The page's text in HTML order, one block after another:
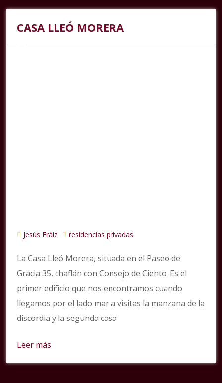
CASA LLEÓ MORERA
Jesús Fráiz residencias privadas
La Casa Lleó Morera, situada en el Paseo de
Gracia 35, chaflán con Consejo de Ciento. Es el
primer edificio que nos encontramos cuando
llegamos por el lado mar a visitas la manzana de la
discordia y la segunda casa
Leer más